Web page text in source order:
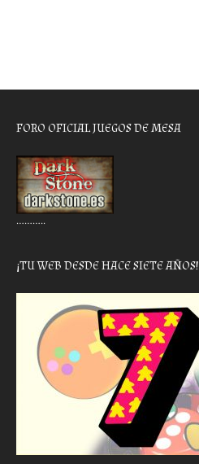
FORO OFICIAL JUEGOS DE MESA
………..
¡TU WEB DESDE HACE SIETE AÑOS!